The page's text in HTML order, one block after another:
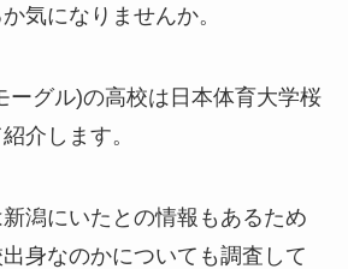
気になりませんか。
ーグル)の高校は日本体育大学桜
介します。
潟にいたとの情報もあるため
身なのかについても調査して